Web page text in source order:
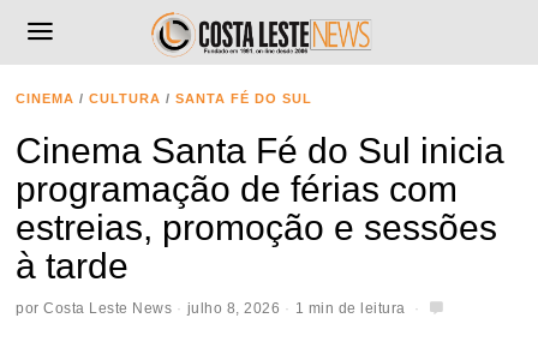
CINEMA / CULTURA / SANTA FÉ DO SUL
Cinema Santa Fé do Sul inicia
programação de férias com
estreias, promoção e sessões
à tarde
porCosta Leste News julho 8, 2026 1 min de leitura